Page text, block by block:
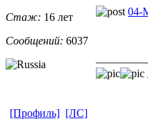
Стаж: 16 лет
Сообщений: 6037
04-
[Профиль] [ЛС]